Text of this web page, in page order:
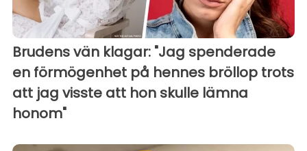
Brudens vän klagar: "Jag spenderade
en förmögenhet på hennes bröllop trots
att jag visste att hon skulle lämna
honom"